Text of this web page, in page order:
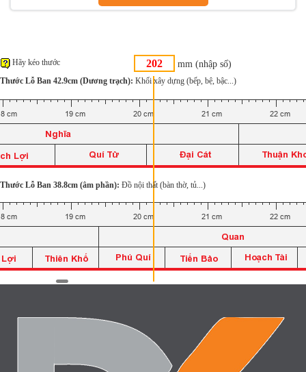
mm (nhập số)
Hãy kéo thước
Thước Lỗ Ban 42.9cm (Dương trạch): Khối xây dựng (bếp, bệ, bậc...)
Thước Lỗ Ban 38.8cm (âm phần): Đồ nội thất (bàn thờ, tủ...)